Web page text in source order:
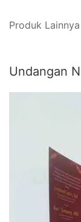
Produk Lainnya
Undangan